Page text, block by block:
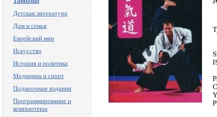
Детская литература
Дом и семья
Еврейский мир
Искусство
История и политика
Медицина и спорт
Подарочные издания
Программирование и
компьютеры